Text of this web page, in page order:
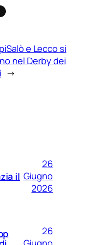
e Lecco si
nel Derby dei
→
il
26
Giugno
2026
26